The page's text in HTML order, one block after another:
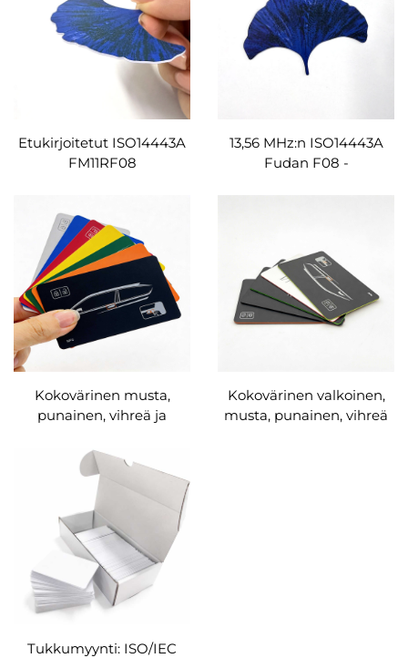
räätälöitävä
Etukirjoitetut ISO14443A
FM11RF08
mukautettavissa
13,56 MHz:n ISO14443A
Fudan F08 -
Kokovärinen musta,
punainen, vihreä ja
125 kHz ja 13,56 MHz
RFID-kortit, tukkumyynti
Kokovärinen valkoinen,
musta, punainen, vihreä
Tukkumyynti: ISO/IEC